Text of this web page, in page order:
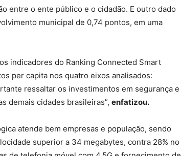
entre o ente público e o cidadão. E outro dado
municipal de 0,74 pontos, em uma
indicadores do Ranking Connected Smart
per capita nos quatro eixos analisados:
ressaltar os investimentos em segurança e
demais cidades brasileiras”, enfatizou.
atende bem empresas e população, sendo
superior a 34 megabytes, contra 28% no